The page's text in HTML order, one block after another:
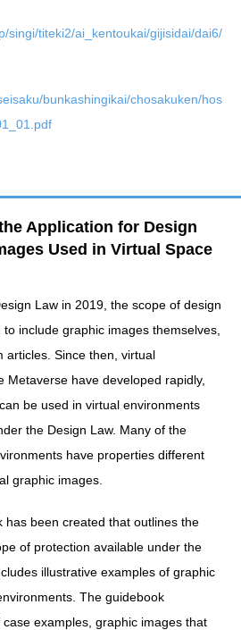
singi/titeki2/ai_kentoukai/gijisidai/dai6/
bunkashingikai/chosakuken/hos
Application for Design
Used in Virtual Space
Law in 2019, the scope of design
include graphic images themselves,
articles. Since then, virtual
Metaverse have developed rapidly,
be used in virtual environments
the Design Law. Many of the
have properties different
graphic images.
has been created that outlines the
of protection available under the
illustrative examples of graphic
The guidebook
examples, graphic images that